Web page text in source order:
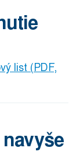
list (PDF,